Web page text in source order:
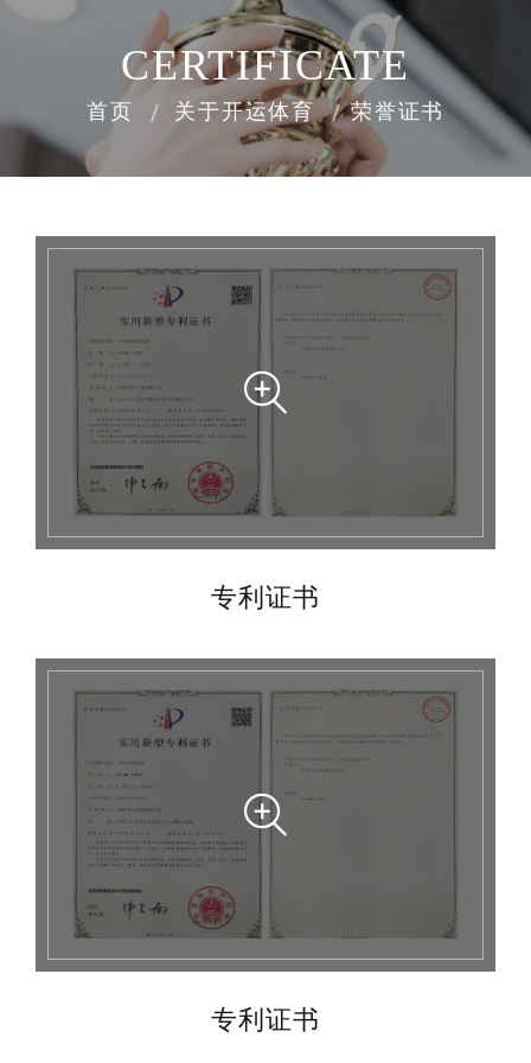
CERTIFICATE
首页 关于开运体育 荣誉证书
专利证书
专利证书